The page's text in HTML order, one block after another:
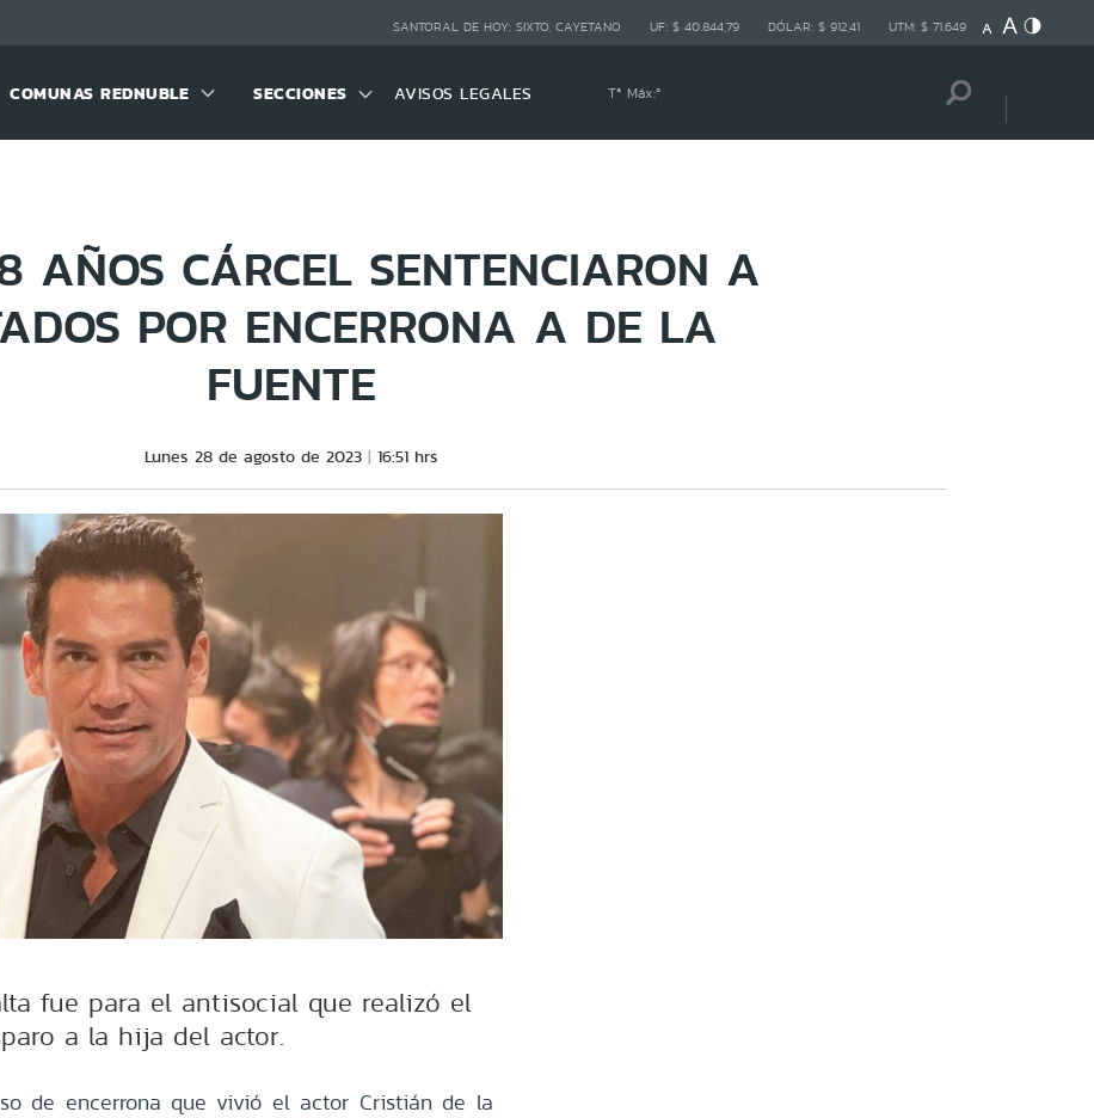
SANTORAL DE HOY: SIXTO, CAYETANO UF: $ 40.844,79 DÓLAR: $ 912,41 UTM: $ 71.649
COMUNAS REDNUBLE SECCIONES AVISOS LEGALES Tª Máx:º
AÑOS CÁRCEL SENTENCIARON A
POR ENCERRONA A DE LA
FUENTE
Lunes 28 de agosto de 2023 16:51 hrs
fue para el antisocial que realizó el
a la hija del actor.
de encerrona que vivió el actor Cristián de la